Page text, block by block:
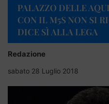
PALAZZO DELLE
CON IL M5S NON SI
DICE SÌ ALLA LEGA
Redazione
sabato 28 Luglio 2018